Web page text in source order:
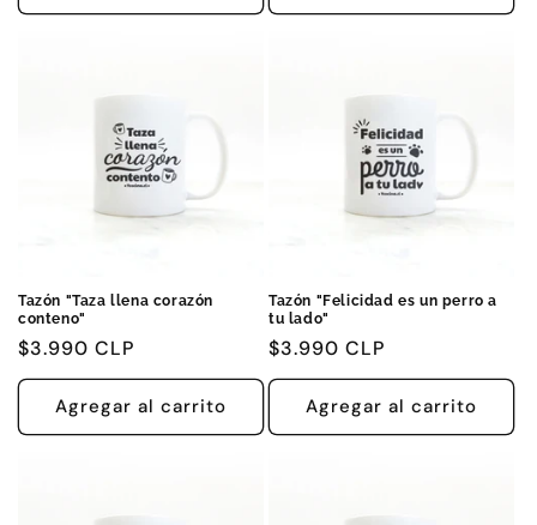
Tazón "Taza llena corazón
conteno"
Precio
habitual
$3.990 CLP
Agregar al carrito
Tazón "Felicidad es un perro a
tu lado"
Precio
habitual
$3.990 CLP
Agregar al carrito